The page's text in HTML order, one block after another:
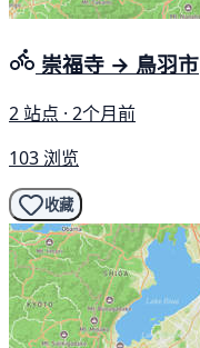
崇福寺 → 鳥羽市
2 站点 · 2个月前
103 浏览
收藏